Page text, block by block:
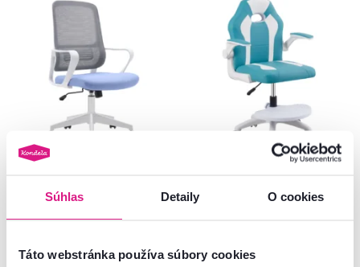
Súhlas Detaily O cookies
Táto webstránka používa súbory cookies
4,8 10
svetlomodrá/sivá/biela, SALOMO
modrá/biela, RAMIL NEW